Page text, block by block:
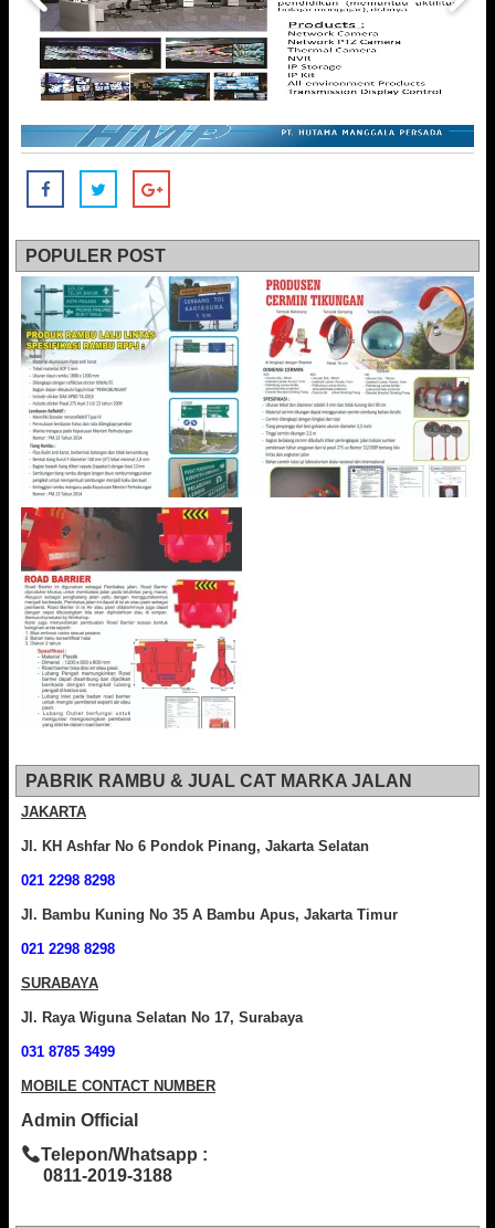
POPULER POST
PABRIK RAMBU & JUAL CAT MARKA JALAN
JAKARTA
Jl. KH Ashfar No 6 Pondok Pinang, Jakarta Selatan
021 2298 8298
Jl. Bambu Kuning No 35 A Bambu Apus, Jakarta Timur
021 2298 8298
SURABAYA
Jl. Raya Wiguna Selatan No 17, Surabaya
031 8785 3499
MOBILE CONTACT NUMBER
Admin Official
Telepon/Whatsapp :
0811-2019-3188